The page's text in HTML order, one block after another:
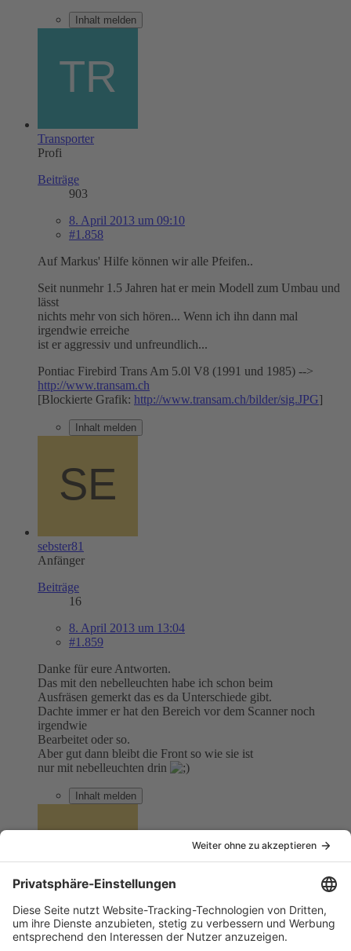
Inhalt melden
Transporter
Profi
Beiträge
903
8. April 2013 um 09:10
#1.858
Auf Markus' Hilfe können wir alle Pfeifen..
Seit nunmehr 1.5 Jahren hat er mein Modell zum Umbau und
lässt
nichts mehr von sich hören... Wenn ich ihn dann mal
irgendwie erreiche
ist er aggressiv und unfreundlich...
Pontiac Firebird Trans Am 5.0l V8 (1991 und 1985) -->
http://www.transam.ch
[Blockierte Grafik: http://www.transam.ch/bilder/sig.JPG]
Inhalt melden
sebster81
Anfänger
Beiträge
16
8. April 2013 um 13:04
#1.859
Danke für eure Antworten.
Das mit den nebelleuchten habe ich schon beim
Ausfräsen gemerkt das es da Unterschiede gibt.
Dachte immer er hat den Bereich vor dem Scanner noch
irgendwie
Bearbeitet oder so.
Aber gut dann bleibt die Front so wie sie ist
nur mit nebelleuchten drin
Inhalt melden
sebster81
Anfänger